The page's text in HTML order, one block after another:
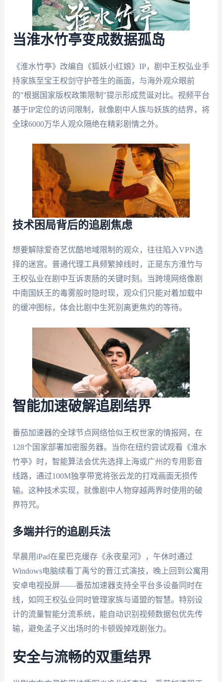
当淮水竹亭变成数据孤岛
《淮水竹亭》改编自《狐妖小红娘》IP，剧中王权弘业手
持家族至宝王权剑守护苍生的画面，与海外观众眼前
的"根据国家版权政策限制"提示形成荒诞对比。视频平台
基于IP定位的访问限制，就像剧中人族与妖族的结界，将
全球6000万华人观众隔绝在精彩剧情之外。
技术困局背后的追剧焦虑
想要解除爱奇艺优酷地域限制的观众，往往陷入VPN选
择的迷宫。普通代理工具频繁掉线时，正是东方淮竹与
王权弘业在剧中互诉衷肠的关键时刻。当跨境网络像剧
中南国妖王的毒雾般时隐时现，观众们只能对着加载中
的缓冲图标，体会比剧中生死别离更焦灼的等待。
智能加速破解追剧结界
番茄加速器的全球节点网络恰似王权世家的情报网，在
128个国家部署加密服务器。当你在纽约尝试观看《淮水
竹亭》时，智能算法会优先选择上海或广州的专用影音
线路，通过100M独享带宽将张云龙的打戏画面无损传
输。这种技术实现，就像剧中人物穿越两界时使用的破
界符咒。
多端并行的追剧兵法
早晨用iPad在星巴克缓存《永夜星河》，午休时通过
Windows电脑续看丁禹兮的晋江式演技，晚上回到公寓用
安卓电视投屏——番茄加速器支持全平台多设备同时在
线，如同王权弘业同时管理家族与道盟的智慧。特别设
计的流量智能分流系统，能自动识别视频数据包优先传
输，避免孟子义出场时的卡顿毁掉戏剧张力。
安全与流畅的双重结界